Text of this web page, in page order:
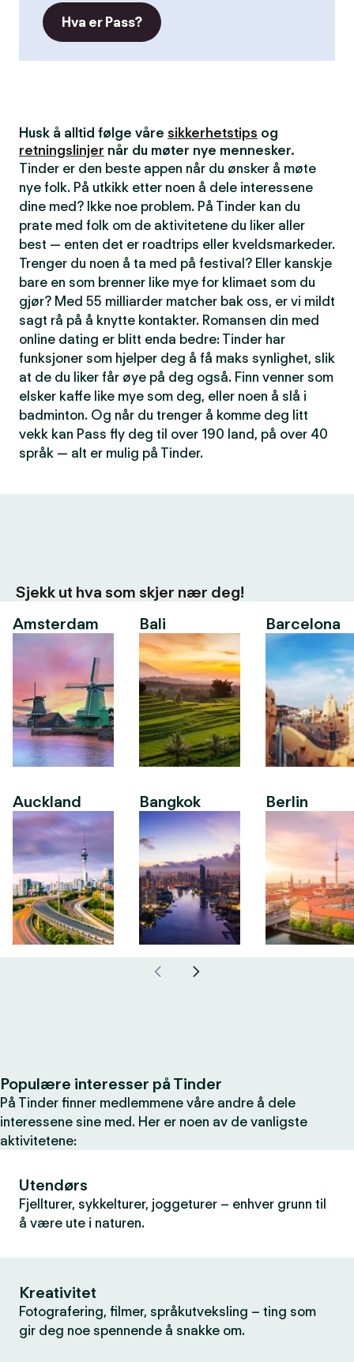
Hva er Pass?
Husk å alltid følge våre sikkerhetstips og
retningslinjer når du møter nye mennesker.
Tinder er den beste appen når du ønsker å møte
nye folk. På utkikk etter noen å dele interessene
dine med? Ikke noe problem. På Tinder kan du
prate med folk om de aktivitetene du liker aller
best — enten det er roadtrips eller kveldsmarkeder.
Trenger du noen å ta med på festival? Eller kanskje
bare en som brenner like mye for klimaet som du
gjør? Med 55 milliarder matcher bak oss, er vi mildt
sagt rå på å knytte kontakter. Romansen din med
online dating er blitt enda bedre: Tinder har
funksjoner som hjelper deg å få maks synlighet, slik
at de du liker får øye på deg også. Finn venner som
elsker kaffe like mye som deg, eller noen å slå i
badminton. Og når du trenger å komme deg litt
vekk kan Pass fly deg til over 190 land, på over 40
språk — alt er mulig på Tinder.
Sjekk ut hva som skjer nær deg!
Amsterdam
Auckland
Bali
Bangkok
Barcelona
Berlin
Populære interesser på Tinder
På Tinder finner medlemmene våre andre å dele
interessene sine med. Her er noen av de vanligste
aktivitetene:
Utendørs
Fjellturer, sykkelturer, joggeturer – enhver grunn til
å være ute i naturen.
Kreativitet
Fotografering, filmer, språkutveksling – ting som
gir deg noe spennende å snakke om.